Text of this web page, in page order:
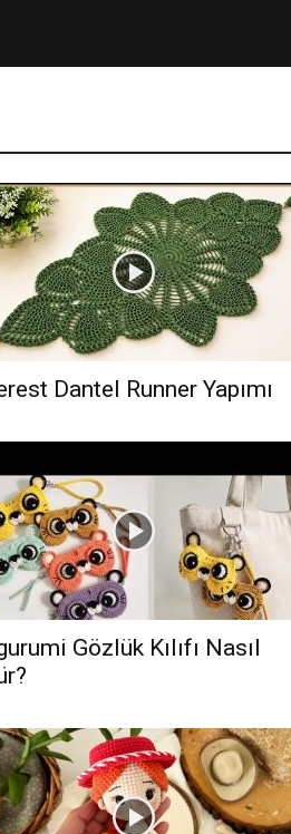
Dantel Runner Yapımı
Gözlük Kılıfı Nasıl